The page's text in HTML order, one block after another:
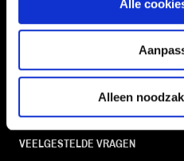
Alle
Alleen
SUPPORTERS
Informatie
VEELGESTELDE VRAGEN